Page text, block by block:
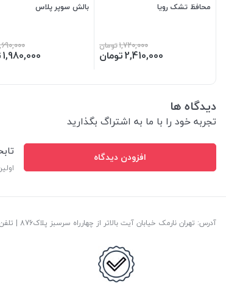
محافظ تشک رویا
1,720,000تومان
2,410,000تومان
بالش سوپر پلاس
1,980,000
دیدگاه ها
تجربه خود را با ما به اشتراگ بگذارید
افزودن دیدگاه
آدرس: تهران نارمک خیابان آیت بالاتر از چهارراه سرسبز پلاک876 | تلفن: ‎02177804060 | پست الکترونیک: